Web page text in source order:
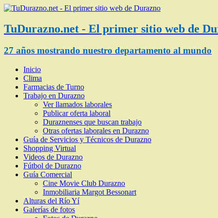
TuDurazno.net - El primer sitio web de
27 años mostrando nuestro departamento al mundo
Inicio
Clima
Farmacias de Turno
Trabajo en Durazno
Ver llamados laborales
Publicar oferta laboral
Duraznenses que buscan trabajo
Otras ofertas laborales en Durazno
Guía de Servicios y Técnicos de Durazno
Shopping Virtual
Videos de Durazno
Fútbol de Durazno
Guía Comercial
Cine Movie Club Durazno
Inmobiliaria Margot Bessonart
Alturas del Río Yí
Galerías de fotos